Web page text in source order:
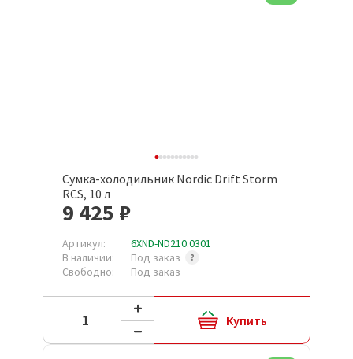
Сумка-холодильник Nordic Drift Storm
RCS, 10 л
9 425 ₽
Артикул:
6XND-ND210.0301
В наличии:
Под заказ
Свободно:
Под заказ
Купить